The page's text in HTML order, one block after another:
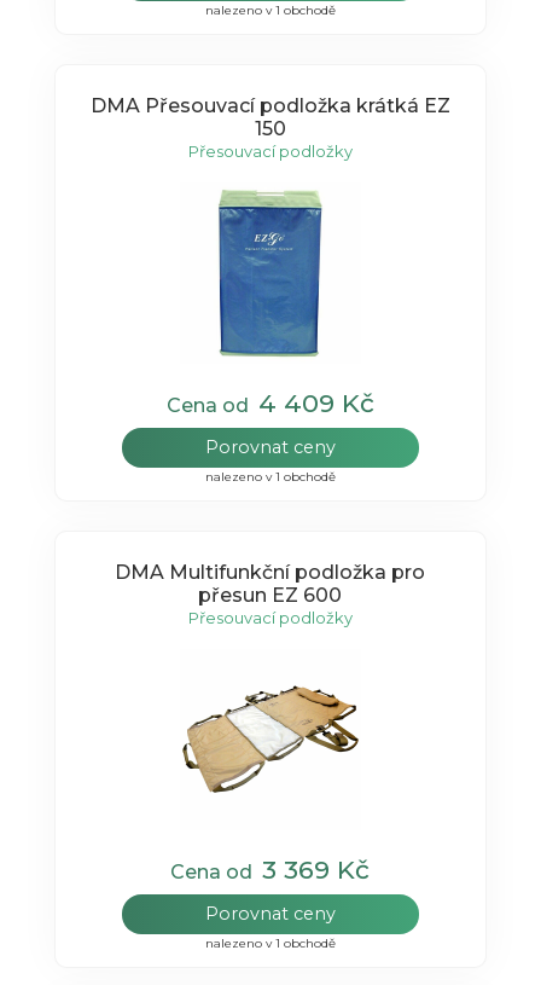
nalezeno v 1 obchodě
DMA Přesouvací podložka krátká EZ
150
Přesouvací podložky
Cena od 4 409 Kč
Porovnat ceny
nalezeno v 1 obchodě
DMA Multifunkční podložka pro
přesun EZ 600
Přesouvací podložky
Cena od3 369 Kč
Porovnat ceny
nalezeno v 1 obchodě